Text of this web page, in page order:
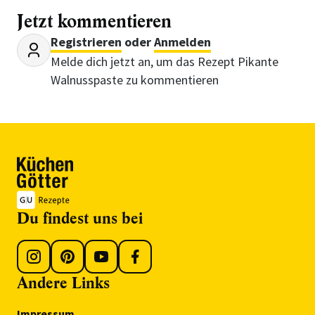
Jetzt kommentieren
Registrieren oderAnmelden
Melde dich jetzt an, um das Rezept Pikante
Walnusspaste zu kommentieren
Du findest uns bei
Andere Links